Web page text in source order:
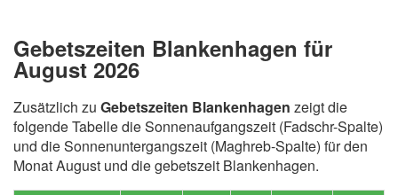
Gebetszeiten Blankenhagen für
August 2026
Zusätzlich zu Gebetszeiten Blankenhagen zeigt die
folgende Tabelle die Sonnenaufgangszeit (Fadschr-Spalte)
und die Sonnenuntergangszeit (Maghreb-Spalte) für den
Monat August und die gebetszeit Blankenhagen.